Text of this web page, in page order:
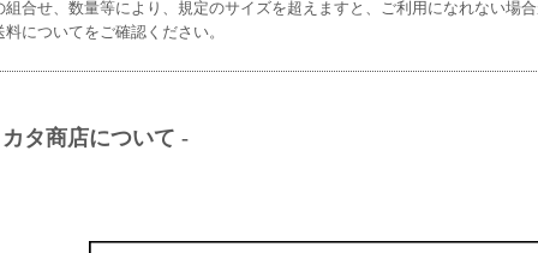
組合せ、数量等により、規定のサイズを超えますと、ご利用になれない場
料についてをご確認ください。
タ商店について -